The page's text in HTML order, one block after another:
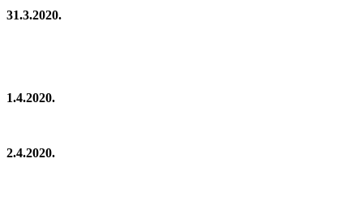
31.3.2020.
1.4.2020.
2.4.2020.